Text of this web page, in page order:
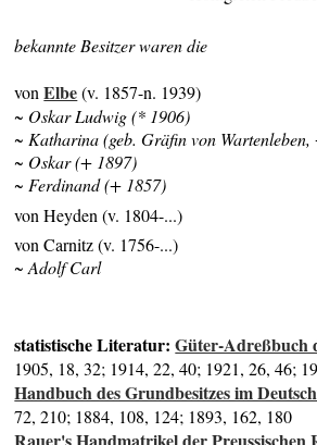
bekannte Besitzer waren die
vonElbe(v. 1857-n. 1939)
~ Oskar Ludwig (* 1906)
~ Katharina (geb. Gräfin von
~ Oskar (+ 1897)
~ Ferdinand (+ 1857)
von Heyden (v. 1804-...)
von Carnitz (v. 1756-...)
~ Adolf Carl
statistische Literatur:Güter-Adreßbuch
1905, 18, 32; 1914, 22, 40; 1921, 26, 46;
Handbuch des Grundbesitzes im
72, 210; 1884, 108, 124; 1893, 162, 180